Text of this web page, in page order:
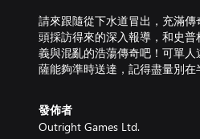
請來跟隨從下水道冒出，充滿
頭採訪得來的深入報導，和史
義與混亂的浩蕩傳奇吧！可單
薩能夠準時送達，記得盡量別在
發佈者
Outright Games Ltd.